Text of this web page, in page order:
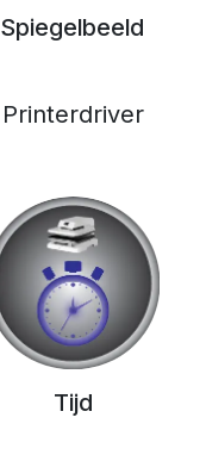
Spiegelbeeld
Printerdriver
Tijd